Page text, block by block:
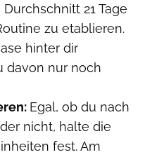
21 Tage
zu etablieren.
hinter dir
davon nur noch
Egal, ob du nach
nicht, halte die
fest. Am